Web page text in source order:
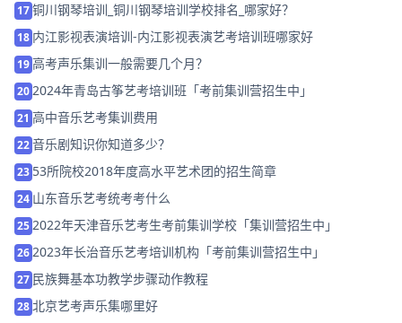
17铜川钢琴培训_铜川钢琴培训学校排名_哪家好？
18 内江影视表演培训-内江影视表演艺考培训班哪家好
19高考声乐集训一般需要几个月？
202024年青岛古筝艺考培训班「考前集训营招生中」
21 高中音乐艺考集训费用
22音乐剧知识你知道多少？
23 53所院校2018年度高水平艺术团的招生简章
24 山东音乐艺考统考考什么
252022年天津音乐艺考生考前集训学校「集训营招生中」
262023年长治音乐艺考培训机构「考前集训营招生中」
27 民族舞基本功教学步骤动作教程
28北京艺考声乐集哪里好